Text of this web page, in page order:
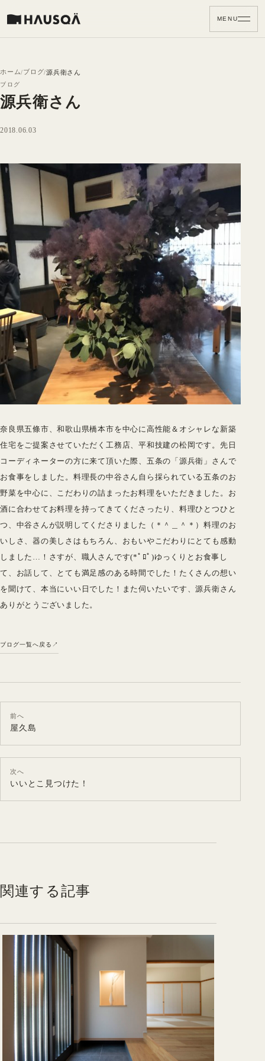
MENU
ホーム ブログ 源兵衛さん
ブログ
源兵衛さん
2018.06.03
奈良県五條市、和歌山県橋本市を中心に高性能＆オシャレな新築
住宅をご提案させていただく工務店、平和技建の松岡です。先日
コーディネーターの方に来て頂いた際、五条の「源兵衛」さんで
お食事をしました。料理長の中谷さん自ら採られている五条のお
野菜を中心に、こだわりの詰まったお料理をいただきました。お
酒に合わせてお料理を持ってきてくださったり、料理ひとつひと
つ、中谷さんが説明してくださりました（＊＾＿＾＊）料理のお
いしさ、器の美しさはもちろん、おもいやこだわりにとても感動
しました…！さすが、職人さんです(*ﾟﾛﾟ)ゆっくりとお食事し
て、お話して、とても満足感のある時間でした！たくさんの想い
を聞けて、本当にいい日でした！また伺いたいです、源兵衛さん
ありがとうございました。
ブログ一覧へ戻る
前へ
屋久島
次へ
いいとこ見つけた！
関連する記事